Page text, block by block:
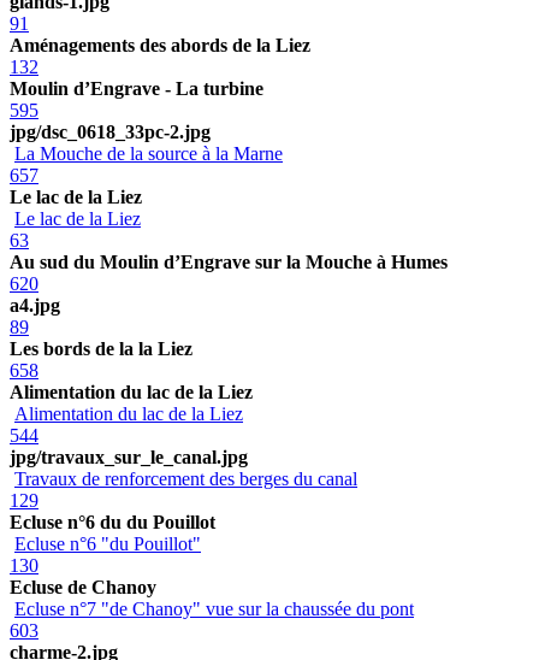
91
Aménagements des abords de la Liez
132
Moulin d’Engrave - La turbine
595
jpg/dsc_0618_33pc-2.jpg
La Mouche de la source à la Marne
657
Le lac de la Liez
Le lac de la Liez
63
Au sud du Moulin d’Engrave sur la Mouche à Humes
620
a4.jpg
89
Les bords de la la Liez
658
Alimentation du lac de la Liez
Alimentation du lac de la Liez
544
jpg/travaux_sur_le_canal.jpg
Travaux de renforcement des berges du canal
129
Ecluse n°6 du du Pouillot
Ecluse n°6 "du Pouillot"
130
Ecluse de Chanoy
Ecluse n°7 "de Chanoy" vue sur la chaussée du pont
603
charme-2.jpg